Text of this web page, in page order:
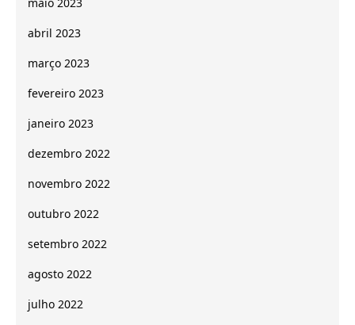
abril 2023
março 2023
fevereiro 2023
janeiro 2023
dezembro 2022
novembro 2022
outubro 2022
setembro 2022
agosto 2022
julho 2022